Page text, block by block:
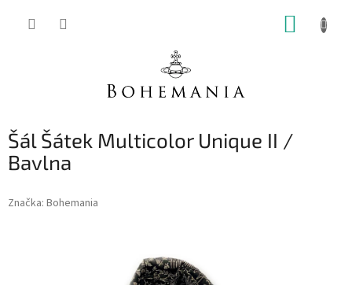
Šál Šátek Multicolor Unique II /
Bavlna
Značka: Bohemania